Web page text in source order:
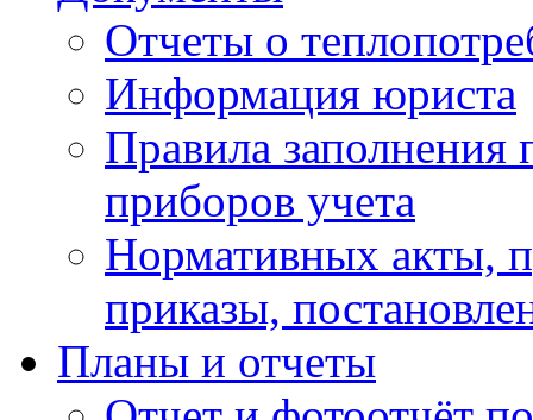
Отчеты о
Информация юриста
Правила заполнения
приборов учета
Нормативных акты,
приказы,
Планы и отчеты